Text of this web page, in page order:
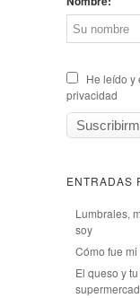
He leído y
privacidad
ENTRADAS
Lumbrales,
soy
Cómo fue
El queso y